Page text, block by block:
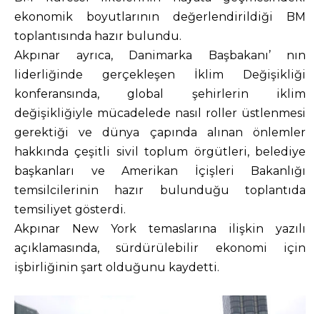
ekonomik boyutlarının değerlendirildiği BM
toplantısında hazır bulundu.
Akpınar ayrıca, Danimarka Başbakanı’ nın
liderliğinde gerçekleşen İklim Değişikliği
konferansında, global şehirlerin iklim
değişikliğiyle mücadelede nasıl roller üstlenmesi
gerektiği ve dünya çapında alınan önlemler
hakkında çeşitli sivil toplum örgütleri, belediye
başkanları ve Amerikan İçişleri Bakanlığı
temsilcilerinin hazır bulunduğu toplantıda
temsiliyet gösterdi.
Akpınar New York temaslarına ilişkin yazılı
açıklamasında, sürdürülebilir ekonomi için
işbirliğinin şart olduğunu kaydetti.